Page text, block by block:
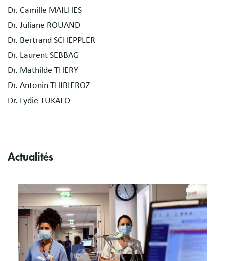
Dr. Camille MAILHES
Dr. Juliane ROUAND
Dr. Bertrand SCHEPPLER
Dr. Laurent SEBBAG
Dr. Mathilde THERY
Dr. Antonin THIBIEROZ
Dr. Lydie TUKALO
Actualités